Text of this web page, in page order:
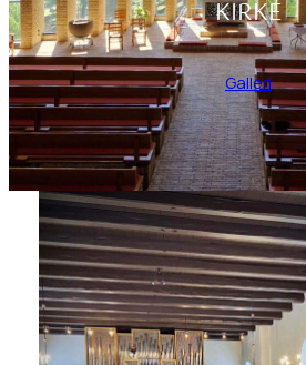
KIRKE
Galleri